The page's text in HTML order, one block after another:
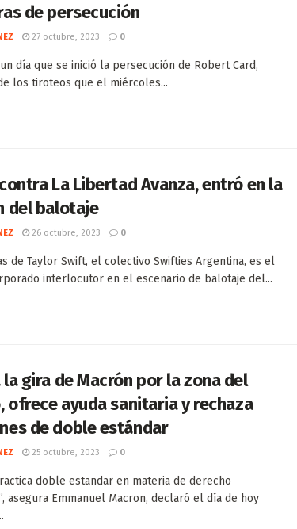
de persecución
27 octubre, 2023 0
día que se inició la persecución de Robert Card,
los tiroteos que el miércoles...
La Libertad Avanza, entró en la
del balotaje
26 octubre, 2023 0
de Taylor Swift, el colectivo Swifties Argentina, es el
interlocutor en el escenario de balotaje del...
gira de Macrón por la zona del
ofrece ayuda sanitaria y rechaza
de doble estándar
25 octubre, 2023 0
doble estandar en materia de derecho
asegura Emmanuel Macron, declaró el día de hoy